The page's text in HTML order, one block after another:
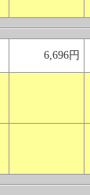
6,696円